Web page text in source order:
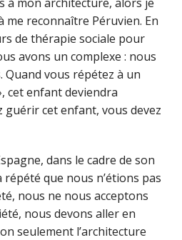
me reconnaître Péruvien. En
de thérapie sociale pour
avons un complexe : nous
Quand vous répétez à un
cet enfant deviendra
guérir cet enfant, vous devez
dans le cadre de son
que nous n’étions pas
nous ne nous acceptons
nous devons aller en
seulement l’architecture